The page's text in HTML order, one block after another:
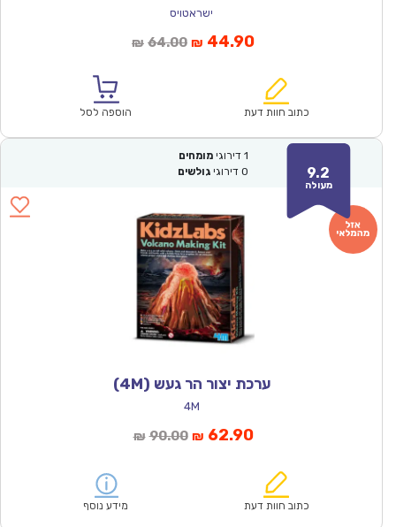
ישראטויס
₪ 64.00המחיר
₪64.00.
₪ 44.90המחיר
הוא:
כתוב חוות דעת הוספה לסל
9.2
מעולה
1 דירוגי מומחים
0 דירוגי גולשים
ערכת יצור הר געש (4M)
4M
₪ 90.00המחיר
₪90.00.
₪ 62.90המחיר
הוא:
כתוב חוות דעת מידע נוסף